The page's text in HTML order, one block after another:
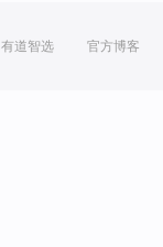
有道智选 官方博客